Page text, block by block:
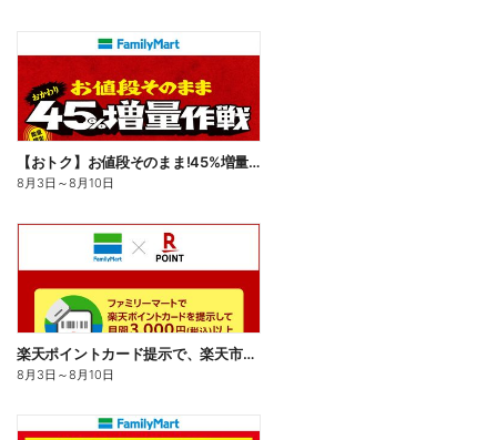
【おトク】お値段そのまま!45%増量作戦!
8月3日 ～8月10日
楽天ポイントカード提示で、楽天市場でのお買い物がおトクに!
8月3日 ～8月10日